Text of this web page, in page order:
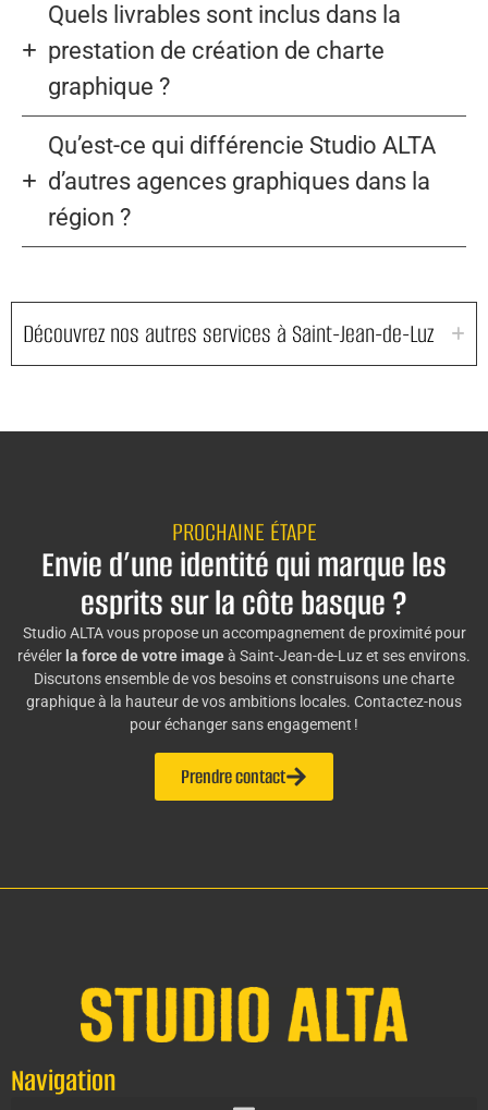
Quels livrables sont inclus dans la
prestation de création de charte
graphique ?
Qu’est-ce qui différencie Studio ALTA
d’autres agences graphiques dans la
région ?
Découvrez nos autres services à Saint-Jean-de-Luz
PROCHAINE ÉTAPE
Envie d’une identité qui marque les
esprits sur la côte basque ?
Studio ALTA vous propose un accompagnement de proximité pour
révéler la force de votre imageà Saint-Jean-de-Luz et ses environs.
Discutons ensemble de vos besoins et construisons une charte
graphique à la hauteur de vos ambitions locales. Contactez-nous
pour échanger sans engagement !
Prendre contact
Navigation